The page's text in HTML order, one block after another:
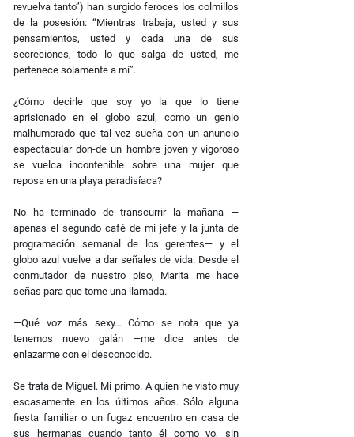
revuelva tanto”) han surgido feroces los colmillos
de la posesión: “Mientras trabaja, usted y sus
pensamientos, usted y cada una de sus
secreciones, todo lo que salga de usted, me
pertenece solamente a mí”.
¿Cómo decirle que soy yo la que lo tiene
aprisionado en el globo azul, como un genio
malhumorado que tal vez sueña con un anuncio
espectacular don-de un hombre joven y vigoroso
se vuelca incontenible sobre una mujer que
reposa en una playa paradisíaca?
No ha terminado de transcurrir la mañana —
apenas el segundo café de mi jefe y la junta de
programación semanal de los gerentes— y el
globo azul vuelve a dar señales de vida. Desde el
conmutador de nuestro piso, Marita me hace
señas para que tome una llamada.
—Qué voz más sexy… Cómo se nota que ya
tenemos nuevo galán —me dice antes de
enlazarme con el desconocido.
Se trata de Miguel. Mi primo. A quien he visto muy
escasamente en los últimos años. Sólo alguna
ﬁesta familiar o un fugaz encuentro en casa de
sus hermanas cuando tanto él como yo, sin